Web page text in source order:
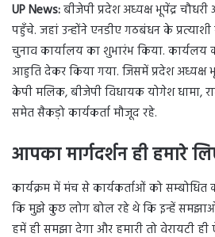
UP News:बीजेपी प्रदेश अध्यक्ष भूपेंद्र
पहुँचे. जहां उन्होंने एनडीए गठबंधन के
चुनाव कार्यालय का शुभारंभ किया. कार्यलय
आहुति देकर किया गया. जिसमें प्रदेश अध्यक्ष
केपी मलिक, बीजेपी विधायक योगेश धामा,
समेत सैकड़ो कार्यकर्ता मौजूद रहे.
आपका मार्गदर्शन ही हमारे
कार्यक्रम में मंच से कार्यकर्ताओं को
कि मुझे कुछ लोग बोल रहे थे कि इन्हें समझाओ
हमें ही समझा देगा और हमारी तो वेरायटी